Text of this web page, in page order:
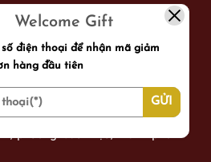
phường Cầu Kiệu, thành phố
Welcome Gift
điện thoại để nhận mã giảm
hàng đầu tiên